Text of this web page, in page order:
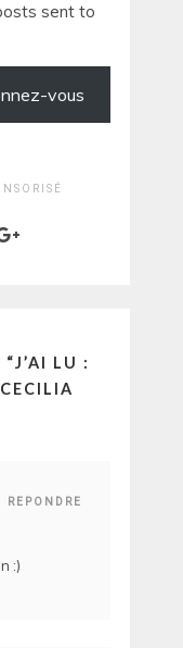
sent to
vous
“J’AI LU :
REPONDRE
:)